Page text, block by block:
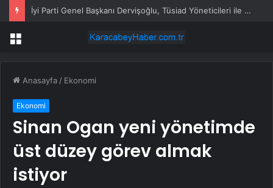
İyi Parti Genel Başkanı Dervişoğlu, Tüsiad Yöneticileri ile Bir Araya Geldi
Menü
Anasayfa / Ekonomi
Ekonomi
Sinan Ogan yeni yönetimde
üst düzey görev almak
istiyor